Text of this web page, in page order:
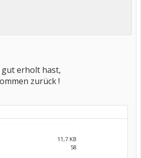
gut erholt hast,
zurück !
11,7 KB
58